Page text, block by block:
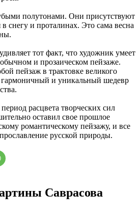
полутонами. Они присутствуют
снегу и проталинах. Это сама весна
тот факт, что художник умеет
и прозаическом пейзаже.
пейзаж в трактовке великого
гармоничный и уникальный шедевр
расцвета творческих сил
оставил свое прошлое
романтическому пейзажу, и все
русской природы.
Саврасова